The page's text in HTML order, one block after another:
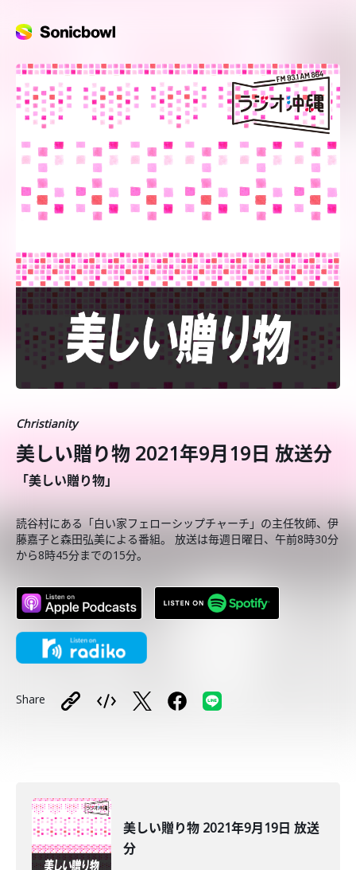
Christianity
美しい贈り物 2021年9月19日 放送分
「美しい贈り物」
読谷村にある「白い家フェローシップチャーチ」の主任牧師、伊
藤嘉子と森田弘美による番組。 放送は毎週日曜日、午前8時30分
から8時45分までの15分。
Share
美しい贈り物 2021年9月19日 放送
分